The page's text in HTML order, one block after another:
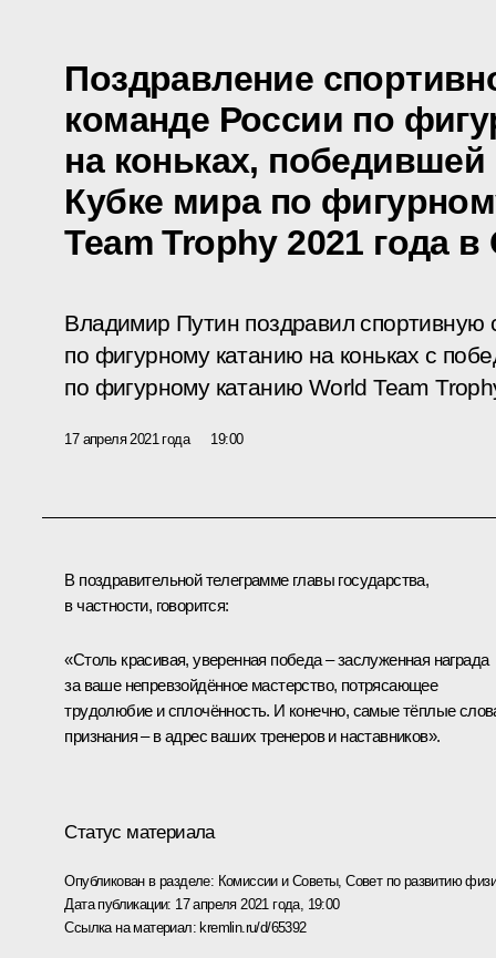
Поздравление
команде России по
на коньках,
Кубке мира по
Team Trophy 2021 года в
Владимир Путин поздравил спортивную
по фигурному катанию на коньках с
по фигурному катанию World Team
17 апреля 2021 года 19:00
В поздравительной телеграмме главы государства,
в частности, говорится:
«Столь красивая, уверенная победа – заслуженная награда
за ваше непревзойдённое мастерство, потрясающее
трудолюбие и сплочённость. И конечно, самые тёплые
признания – в адрес ваших тренеров и наставников».
Статус материала
Опубликован в разделе: Комиссии и Советы,Совет по развитию
Дата публикации: 17 апреля 2021 года, 19:00
Ссылка на материал: kremlin.ru/d/65392